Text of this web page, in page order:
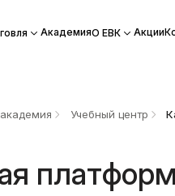
АкадемияО ЕВК Акции
Учебный центр